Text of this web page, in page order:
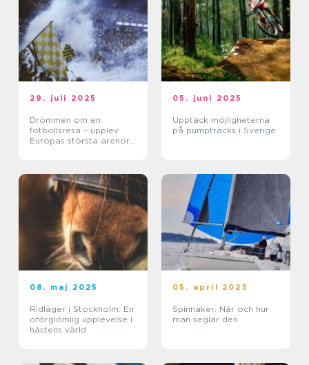
29. juli 2025
Drömmen om en
fotbollsresa – upplev
Europas största arenor
05. juni 2025
Upptäck möjligheterna
på pumptracks i Sverige
08. maj 2025
Ridläger i Stockholm: En
oförglömlig upplevelse i
hästens värld
05. april 2025
Spinnaker: När och hur
man seglar den